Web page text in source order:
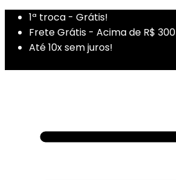
1ª troca - Grátis!
Frete Grátis - Acima de R$ 300
Até 10x sem juros!